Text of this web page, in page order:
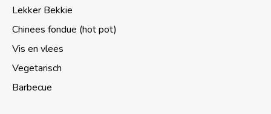
Lekker Bekkie
Chinees fondue (hot pot)
Vis en vlees
Vegetarisch
Barbecue